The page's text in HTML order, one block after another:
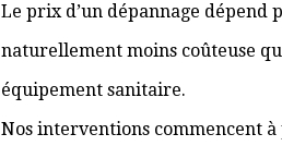
Le prix d’un dépannage dépend
naturellement moins coûteuse
équipement sanitaire.
Nos interventions commencent